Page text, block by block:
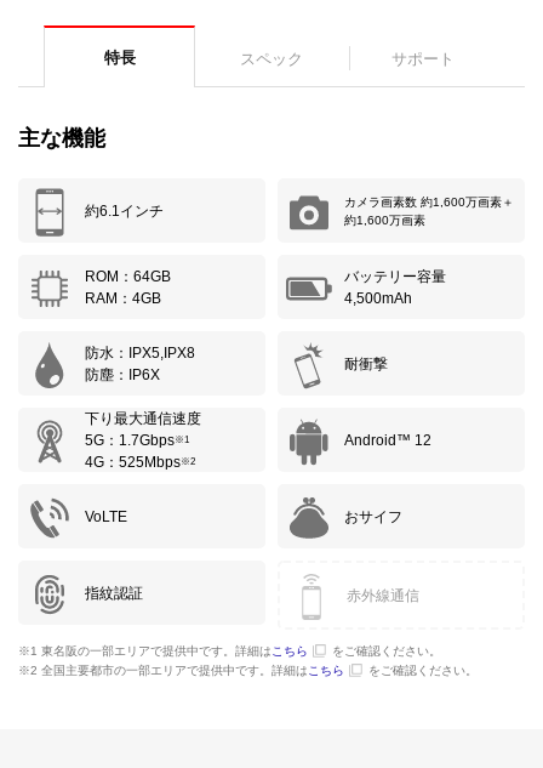
特長 スペック サポート
主な機能
約6.1インチ
カメラ画素数 約1,600万画素＋
約1,600万画素
ROM：64GB
RAM：4GB
バッテリー容量
4,500mAh
防水：IPX5,IPX8
防塵：IP6X
耐衝撃
下り最大通信速度
5G：1.7Gbps※1
4G：525Mbps※2
Android™ 12
VoLTE おサイフ
指紋認証 赤外線通信
※1 東名阪の一部エリアで提供中です。詳細は こちら
をご確認ください。
※2 全国主要都市の一部エリアで提供中です。詳細は こちら をご確認ください。